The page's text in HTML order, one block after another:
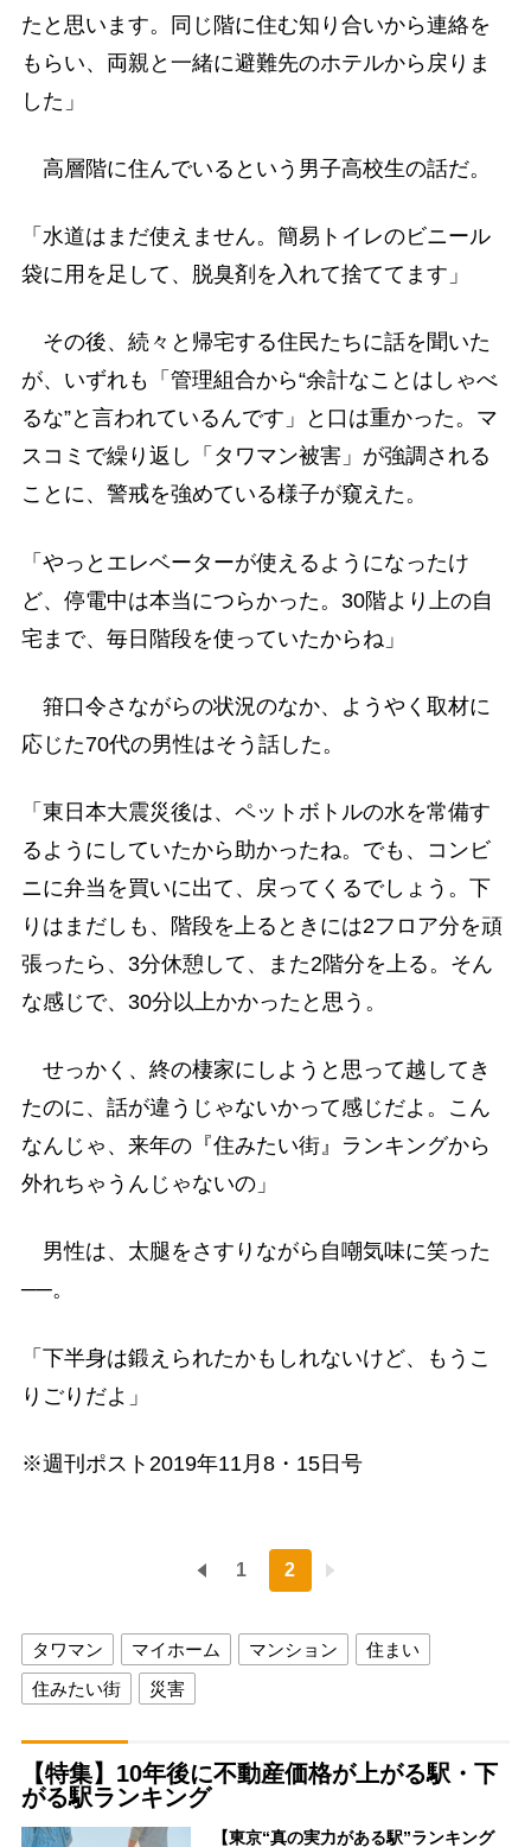
たと思います。同じ階に住む知り合いから連絡を
もらい、両親と一緒に避難先のホテルから戻りま
した」
高層階に住んでいるという男子高校生の話だ。
「水道はまだ使えません。簡易トイレのビニール
袋に用を足して、脱臭剤を入れて捨ててます」
その後、続々と帰宅する住民たちに話を聞いた
が、いずれも「管理組合から“余計なことはしゃべ
るな”と言われているんです」と口は重かった。マ
スコミで繰り返し「タワマン被害」が強調される
ことに、警戒を強めている様子が窺えた。
「やっとエレベーターが使えるようになったけ
ど、停電中は本当につらかった。30階より上の自
宅まで、毎日階段を使っていたからね」
箝口令さながらの状況のなか、ようやく取材に
応じた70代の男性はそう話した。
「東日本大震災後は、ペットボトルの水を常備す
るようにしていたから助かったね。でも、コンビ
ニに弁当を買いに出て、戻ってくるでしょう。下
りはまだしも、階段を上るときには2フロア分を頑
張ったら、3分休憩して、また2階分を上る。そん
な感じで、30分以上かかったと思う。
せっかく、終の棲家にしようと思って越してき
たのに、話が違うじゃないかって感じだよ。こん
なんじゃ、来年の『住みたい街』ランキングから
外れちゃうんじゃないの」
男性は、太腿をさすりながら自嘲気味に笑った
──。
「下半身は鍛えられたかもしれないけど、もうこ
りごりだよ」
※週刊ポスト2019年11月8・15日号
1 2
タワマン マイホーム マンション
住まい
住みたい街
災害
【特集】10年後に不動産価格が上がる駅・下
がる駅ランキング
【東京“真の実力がある駅”ランキング